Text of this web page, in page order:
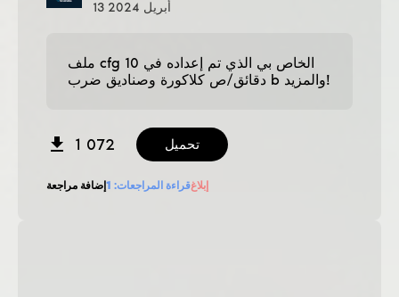
13 أبريل
ملف cfg الخاص بي الذي تم إعداده في 10
دقائق/ص كلاكورة وصناديق ضرب b والمزيد!
1 072 تحميل
إضافة مراجعة قراءة المراجعات: 1 إبلاغ